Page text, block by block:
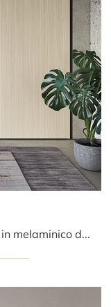
Ecco qui l'armadio Freedom W119 in melaminico di Colombini Casa! Una ricca gamma di armadi a muro con ante scorrevoli.